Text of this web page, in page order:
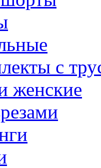
с
женские